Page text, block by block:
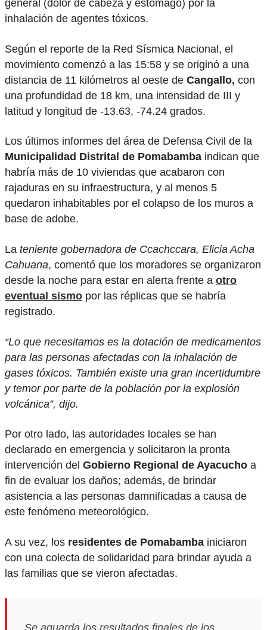
general (dolor de cabeza y estómago) por la
inhalación de agentes tóxicos.
Según el reporte de la Red Sísmica Nacional, el
movimiento comenzó a las 15:58 y se originó a una
distancia de 11 kilómetros al oeste de Cangallo, con
una profundidad de 18 km, una intensidad de III y
latitud y longitud de -13.63, -74.24 grados.
Los últimos informes del área de Defensa Civil de la
Municipalidad Distrital de Pomabamba indican que
habría más de 10 viviendas que acabaron con
rajaduras en su infraestructura, y al menos 5
quedaron inhabitables por el colapso de los muros a
base de adobe.
La teniente gobernadora de Ccachccara, Elicia Acha
Cahuana, comentó que los moradores se organizaron
desde la noche para estar en alerta frente a otro
eventual sismo por las réplicas que se habría
registrado.
“Lo que necesitamos es la dotación de medicamentos
para las personas afectadas con la inhalación de
gases tóxicos. También existe una gran incertidumbre
y temor por parte de la población por la explosión
volcánica”, dijo.
Por otro lado, las autoridades locales se han
declarado en emergencia y solicitaron la pronta
intervención del Gobierno Regional de Ayacucho a
fin de evaluar los daños; además, de brindar
asistencia a las personas damnificadas a causa de
este fenómeno meteorológico.
A su vez, los residentes de Pomabamba iniciaron
con una colecta de solidaridad para brindar ayuda a
las familias que se vieron afectadas.